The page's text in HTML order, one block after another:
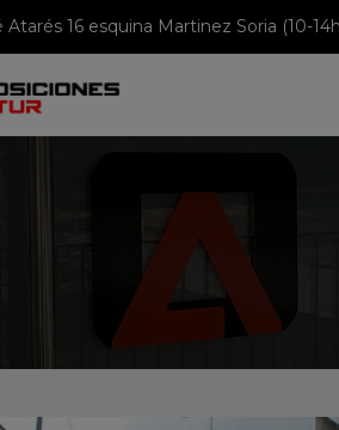
Atarés 16 esquina Martinez Soria (10-